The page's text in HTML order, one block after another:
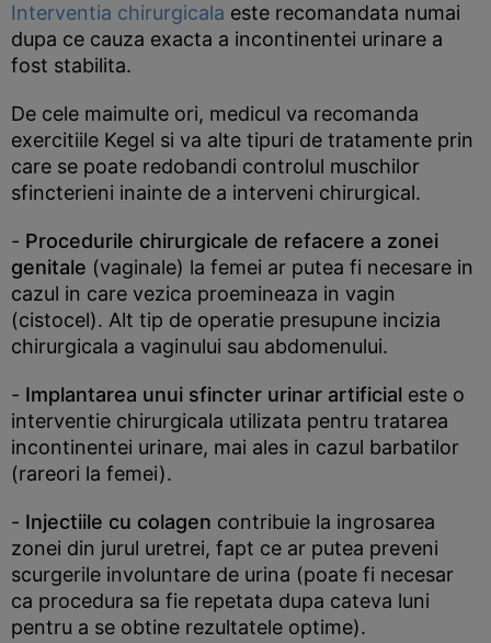
Interventia chirurgicala este recomandata numai
dupa ce cauza exacta a incontinentei urinare a
fost stabilita.
De cele maimulte ori, medicul va recomanda
exercitiile Kegel si va alte tipuri de tratamente prin
care se poate redobandi controlul muschilor
sfincterieni inainte de a interveni chirurgical.
- Procedurile chirurgicale de refacere a zonei
genitale (vaginale) la femei ar putea fi necesare in
cazul in care vezica proemineaza in vagin
(cistocel). Alt tip de operatie presupune incizia
chirurgicala a vaginului sau abdomenului.
- Implantarea unui sfincter urinar artificial este o
interventie chirurgicala utilizata pentru tratarea
incontinentei urinare, mai ales in cazul barbatilor
(rareori la femei).
- Injectiile cu colagen contribuie la ingrosarea
zonei din jurul uretrei, fapt ce ar putea preveni
scurgerile involuntare de urina (poate fi necesar
ca procedura sa fie repetata dupa cateva luni
pentru a se obtine rezultatele optime).